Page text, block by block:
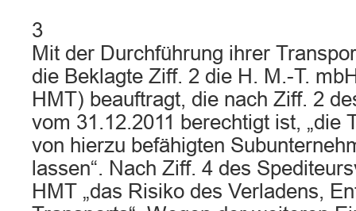
3
Mit der Durchführung ihrer
die Beklagte Ziff. 2 die H. M.-T.
HMT) beauftragt, die nach Ziff. 2
vom 31.12.2011 berechtigt ist, „die
von hierzu befähigten
lassen“. Nach Ziff. 4 des
HMT „das Risiko des Verladens,